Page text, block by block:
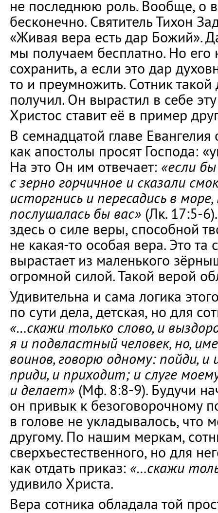
не последнюю роль. Вообще, о
бесконечно. Святитель Тихон
«Живая вера есть дар Божий».
мы получаем бесплатно. Но его
сохранить, а если это дар
то и преумножить. Сотник
получил. Он вырастил в себе
Христос ставит её в пример
В семнадцатой главе Евангелия
как апостолы просят Господа:
На это Он им отвечает: «если
с зерно горчичное и сказали
исторгнись и пересадись в
послушалась бы вас» (Лк. 17:5-
здесь о силе веры, способной
не какая-то особая вера. Это та
вырастает из маленького
огромной силой. Такой верой
Удивительна и сама логика
по сути дела, детская, но для
«…скажи только слово, и
я и подвластный человек, но,
воинов, говорю одному: пойди, и
приди, и приходит; и слуге
и делает» (Мф. 8:8-9). Будучи
он привык к безоговорочному
в голове не укладывалось, что
другому. По нашим меркам,
сверхъестественного, но для
как отдать приказ: «…скажи
удивило Христа.
Вера сотника обладала той